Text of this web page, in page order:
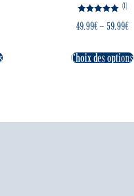
5.00
(1)
49.99€– 59.99€
Choix des options